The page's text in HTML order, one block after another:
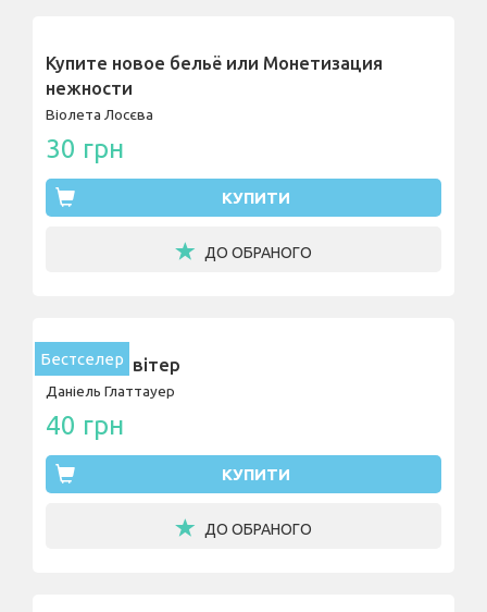
Купите новое бельё или Монетизация
нежности
Віолета Лосєва
30 грн
КУПИТИ
ДО ОБРАНОГО
Північний вітер
Даніель Глаттауер
40 грн
Бестселер
КУПИТИ
ДО ОБРАНОГО